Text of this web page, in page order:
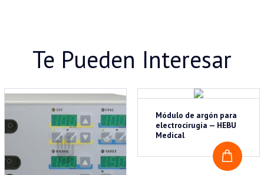
Te Pueden Interesar
Módulo de argón para
electrocirugía — HEBU
Medical